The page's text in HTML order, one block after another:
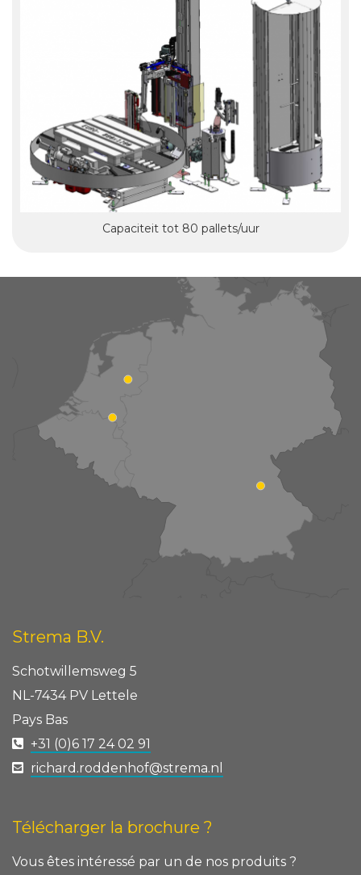
Capaciteit tot 80 pallets/uur
Strema B.V.
Schotwillemsweg 5
NL-7434 PV Lettele
Pays Bas
+31 (0)6 17 24 02 91
richard.roddenhof@strema.nl
Télécharger la brochure ?
Vous êtes intéressé par un de nos produits ?